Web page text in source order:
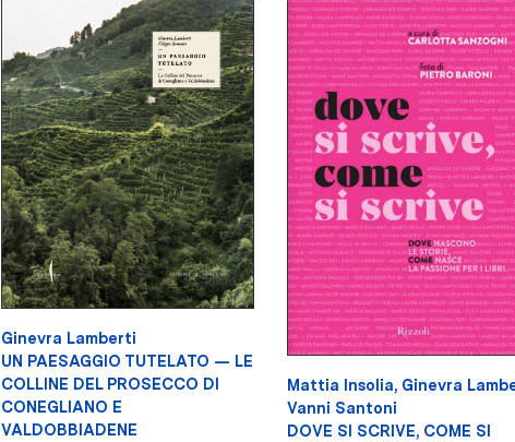
Ginevra Lamberti
UN PAESAGGIO TUTELATO — LE
COLLINE DEL PROSECCO DI
CONEGLIANO E
VALDOBBIADENE
Mattia Insolia, Ginevra
Vanni Santoni
DOVE SI SCRIVE, COME SI